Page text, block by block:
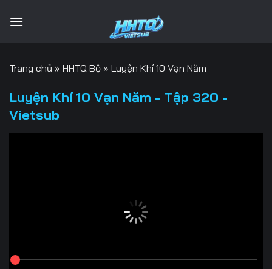
qua
Trang chủ » HHTQ Bộ » Luyện Khí 10 Vạn Năm
Luyện Khí 10 Vạn Năm - Tập 320 -
Vietsub